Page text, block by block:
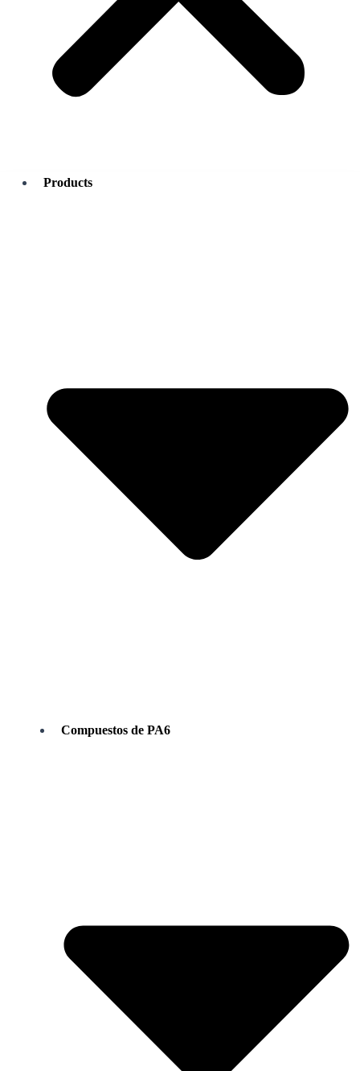
Products
Compuestos de PA6